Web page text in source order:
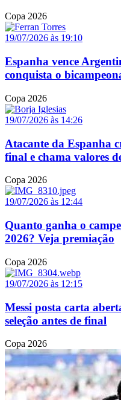
Copa 2026
19/07/2026 às 19:10
Espanha vence
conquista o
Copa 2026
19/07/2026 às 14:26
Atacante da Espanha
final e chama valores
Copa 2026
19/07/2026 às 12:44
Quanto ganha o
2026? Veja premiação
Copa 2026
19/07/2026 às 12:15
Messi posta carta
seleção antes de final
Copa 2026